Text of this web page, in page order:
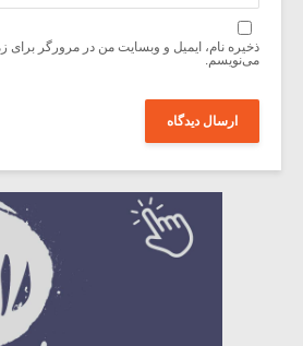
ذخیره نام، ایمیل و وبسایت من در مرورگر برای
می‌نویسم.